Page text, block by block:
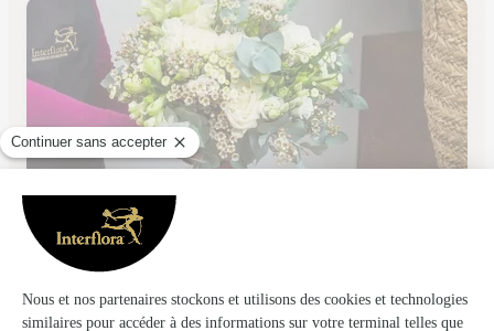
Ma Vie les Fleurs
Courtenay